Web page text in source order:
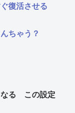
復活させる
ちゃう？
なる この設定